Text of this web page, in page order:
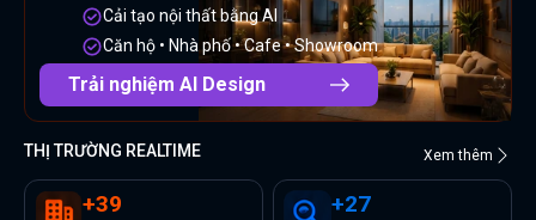
Cải tạo nội thất bằng AI
Căn hộ • Nhà phố • Cafe • Showroom
Trải nghiệm AI Design
THỊ TRƯỜNG REALTIME Xem thêm
+39 +27